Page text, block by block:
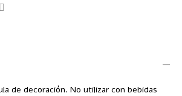
de decoración. No utilizar con bebidas